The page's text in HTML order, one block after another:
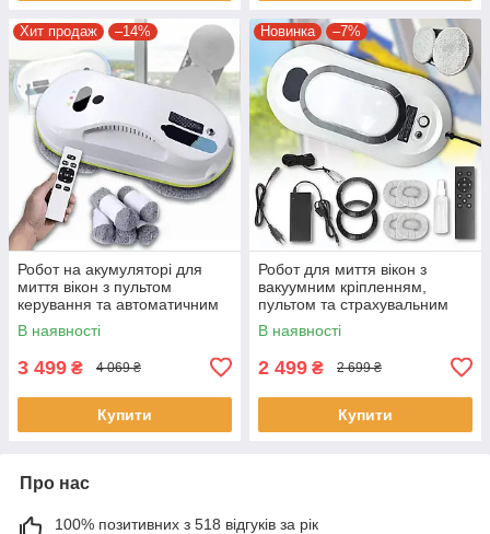
Хит продаж –14%
Робот на акумуляторі для
миття вікон з пультом
керування та автоматичним
розпорошенням води, 8
насадок RD1-09
В наявності
3 499 ₴ 4 069 ₴
Купити
Новинка –7%
Робот для миття вікон з
вакуумним кріпленням,
пультом та страхувальним
тросом RMO-9001
В наявності
2 499 ₴ 2 699 ₴
Купити
Про нас
100% позитивних з 518 відгуків за рік